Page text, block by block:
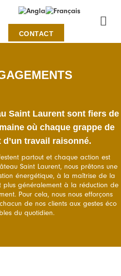
CONTACT
Saint Laurent sont fiers de
où chaque grappe de
travail raisonné.
partout et chaque action est
Saint Laurent, nous prêtons une
énergétique, à la maîtrise de la
plus généralement à la réduction de
Pour cela, nous nous efforçons
de nos clients aux gestes éco
du quotidien.